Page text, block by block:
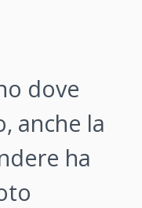
dove
anche la
ha